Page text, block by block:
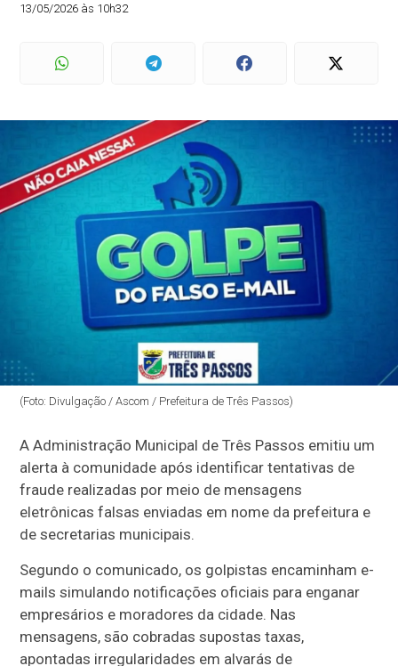
13/05/2026 às 10h32
(Foto: Divulgação / Ascom / Prefeitura de Três Passos)
A Administração Municipal deTrês Passos emitiu um
alerta à comunidade após identificar tentativas de
fraude realizadas por meio de mensagens
eletrônicas falsas enviadas em nome da prefeitura e
de secretarias municipais.
Segundo o comunicado, os golpistas encaminham e-
mails simulando notificações oficiais para enganar
empresários e moradores da cidade. Nas
mensagens, são cobradas supostas taxas,
apontadas irregularidades em alvarás de